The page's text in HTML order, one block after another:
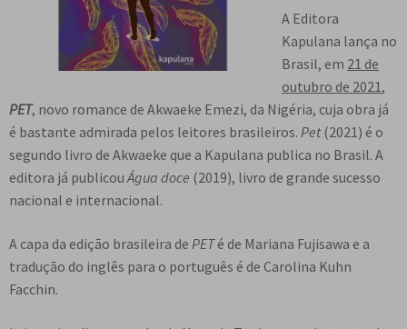
t
e
e
n
t
e
n
d
e
n
t
e
c
e
n
d
e
n
t
e
e
s
c
e
n
d
e
n
A Editora
Kapulana lança no
Brasil, em 21 de
outubro de 2021,
PET, novo romance de Akwaeke Emezi, da Nigéria, cuja obra já
é bastante admirada pelos leitores brasileiros. Pet(2021) é o
segundo livro de Akwaeke que a Kapulana publica no Brasil. A
editora já publicouÁgua doce (2019), livro de grande sucesso
nacional e internacional.
A capa da edição brasileira de PETé de Mariana Fujisawa e a
tradução do inglês para o português é de Carolina Kuhn
Facchin.